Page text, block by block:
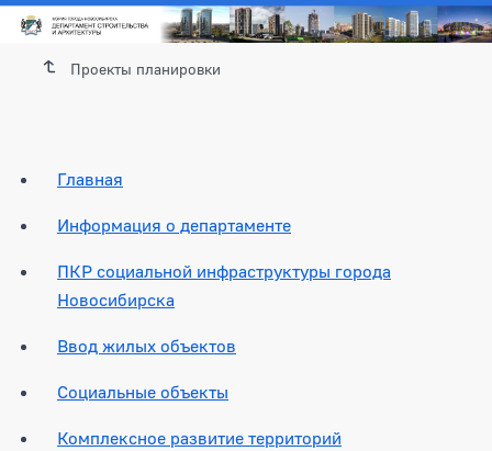
Проекты планировки
Главная
Информация о департаменте
ПКР социальной инфраструктуры города
Новосибирска
Ввод жилых объектов
Социальные объекты
Комплексное развитие территорий